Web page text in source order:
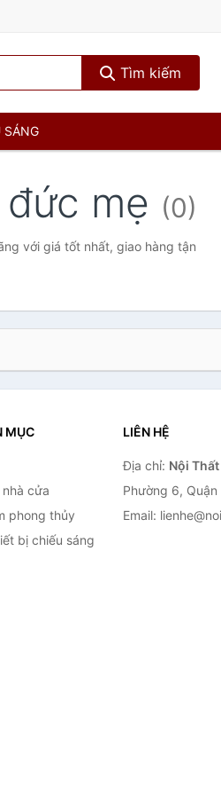
Tìm kiếm
SÁNG
mẹ (0)
với giá tốt nhất, giao hàng tận
MỤC
cửa
phong thủy
bị chiếu sáng
LIÊN HỆ
Địa chỉ: Nội
Phường 6, Quận
Email: